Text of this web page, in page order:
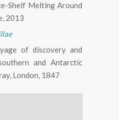
Shelf Melting Around
2013
of discovery and
and Antarctic
London, 1847